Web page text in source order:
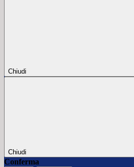
Chiudi
Chiudi
Conferma